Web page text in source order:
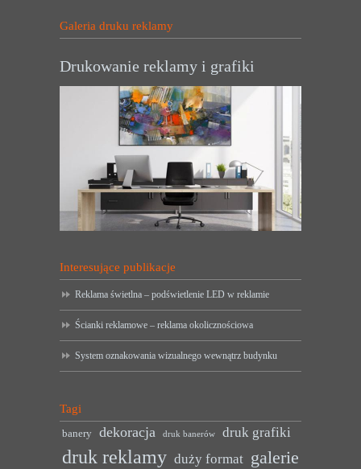
Galeria druku reklamy
Drukowanie reklamy i grafiki
Interesujące publikacje
Reklama świetlna – podświetlenie LED w reklamie
Ścianki reklamowe – reklama okolicznościowa
System oznakowania wizualnego wewnątrz budynku
Tagi
banery dekoracja druk banerów druk grafiki
druk reklamy duży format galerie